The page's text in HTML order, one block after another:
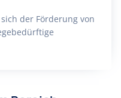
der Förderung von